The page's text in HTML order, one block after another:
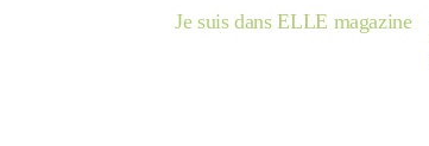
Je suis dans ELLE magazine